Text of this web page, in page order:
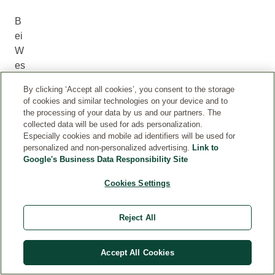
B
ei
W
es
un
en
de
By clicking ‘Accept all cookies’, you consent to the storage
of cookies and similar technologies on your device and to
the processing of your data by us and our partners. The
collected data will be used for ads personalization.
Especially cookies and mobile ad identifiers will be used for
personalized and non-personalized advertising. Link to
Google's Business Data Responsibility Site
Cookies Settings
Reject All
Accept All Cookies